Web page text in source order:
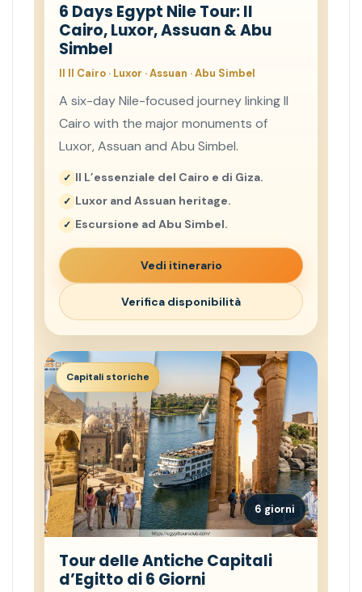
6 Days Egypt Nile Tour: Il
Cairo, Luxor, Assuan & Abu
Simbel
Il Il Cairo · Luxor · Assuan · Abu Simbel
A six-day Nile-focused journey linking Il
Cairo with the major monuments of
Luxor, Assuan and Abu Simbel.
Il L’essenziale del Cairo e di Giza.
Luxor and Assuan heritage.
Escursione ad Abu Simbel.
Vedi itinerario
Verifica disponibilità
Capitali storiche
6 giorni
Tour delle Antiche Capitali
d’Egitto di 6 Giorni